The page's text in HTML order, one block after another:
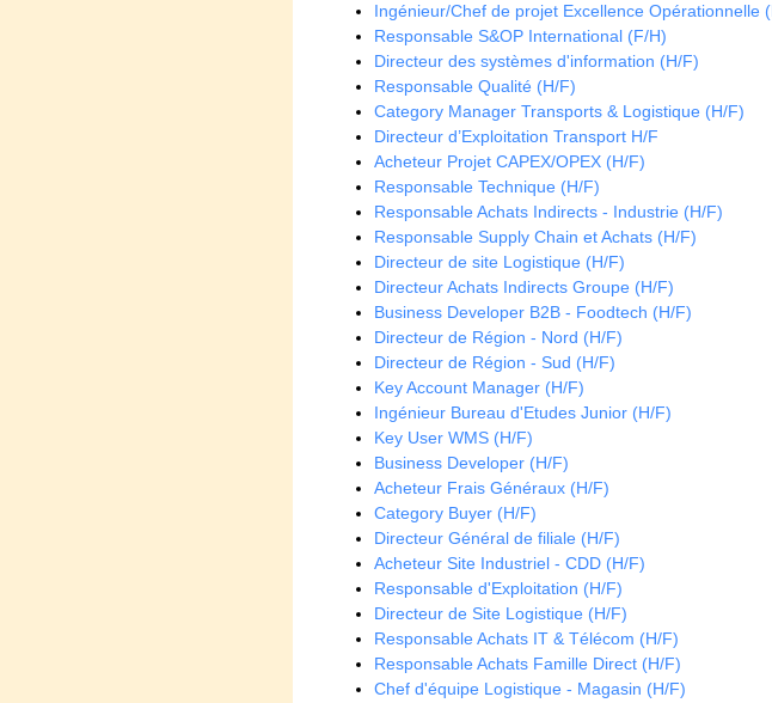
Ingénieur/Chef de projet Excellence Opérationnelle
Responsable S&OP International (F/H)
Directeur des systèmes d'information (H/F)
Responsable Qualité (H/F)
Category Manager Transports & Logistique (H/F)
Directeur d’Exploitation Transport H/F
Acheteur Projet CAPEX/OPEX (H/F)
Responsable Technique (H/F)
Responsable Achats Indirects - Industrie (H/F)
Responsable Supply Chain et Achats (H/F)
Directeur de site Logistique (H/F)
Directeur Achats Indirects Groupe (H/F)
Business Developer B2B - Foodtech (H/F)
Directeur de Région - Nord (H/F)
Directeur de Région - Sud (H/F)
Key Account Manager (H/F)
Ingénieur Bureau d'Etudes Junior (H/F)
Key User WMS (H/F)
Business Developer (H/F)
Acheteur Frais Généraux (H/F)
Category Buyer (H/F)
Directeur Général de filiale (H/F)
Acheteur Site Industriel - CDD (H/F)
Responsable d'Exploitation (H/F)
Directeur de Site Logistique (H/F)
Responsable Achats IT & Télécom (H/F)
Responsable Achats Famille Direct (H/F)
Chef d'équipe Logistique - Magasin (H/F)